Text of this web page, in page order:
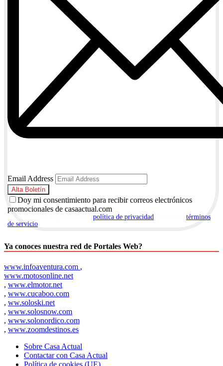
Email Address
Doy mi consentimiento para recibir correos electrónicos
promocionales de casaactual.com
política de privacidad
términos
de servicio
Ya conoces nuestra red de Portales Web?
www.infoaventura.com ,
www.motosonline.net
, www.elmotor.net
, www.cucaboo.com
, ww.soloski.net
, www.solosnow.com
, www.solonordico.com
, www.zoomdestinos.es
Sobre Casa Actual
Contactar con Casa Actual
Política de cookies (UE)